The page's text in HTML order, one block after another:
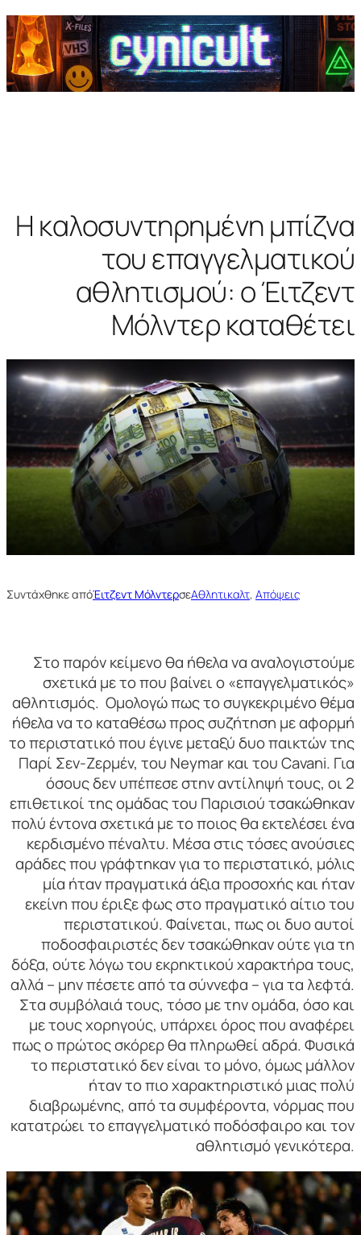
Η καλοσυντηρημένη μπίζνα
του επαγγελματικού
αθλητισμού: ο Έιτζεντ
Μόλντερ καταθέτει
Συντάχθηκε απόΈιτζεντ ΜόλντερσεΑθλητικαλτ, Απόψεις
Στο παρόν κείμενο θα ήθελα να αναλογιστούμε
σχετικά με το που βαίνει ο «επαγγελματικός»
αθλητισμός. Ομολογώ πως το συγκεκριμένο θέμα
ήθελα να το καταθέσω προς συζήτηση με αφορμή
το περιστατικό που έγινε μεταξύ δυο παικτών της
Παρί Σεν-Ζερμέν, του Neymar και του Cavani. Για
όσους δεν υπέπεσε στην αντίληψή τους, οι 2
επιθετικοί της ομάδας του Παρισιού τσακώθηκαν
πολύ έντονα σχετικά με το ποιος θα εκτελέσει ένα
κερδισμένο πέναλτυ. Μέσα στις τόσες ανούσιες
αράδες που γράφτηκαν για το περιστατικό, μόλις
μία ήταν πραγματικά άξια προσοχής και ήταν
εκείνη που έριξε φως στο πραγματικό αίτιο του
περιστατικού. Φαίνεται, πως οι δυο αυτοί
ποδοσφαιριστές δεν τσακώθηκαν ούτε για τη
δόξα, ούτε λόγω του εκρηκτικού χαρακτήρα τους,
αλλά – μην πέσετε από τα σύννεφα – για τα λεφτά.
Στα συμβόλαιά τους, τόσο με την ομάδα, όσο και
με τους χορηγούς, υπάρχει όρος που αναφέρει
πως ο πρώτος σκόρερ θα πληρωθεί αδρά. Φυσικά
το περιστατικό δεν είναι το μόνο, όμως μάλλον
ήταν το πιο χαρακτηριστικό μιας πολύ
διαβρωμένης, από τα συμφέροντα, νόρμας που
κατατρώει το επαγγελματικό ποδόσφαιρο και τον
αθλητισμό γενικότερα.